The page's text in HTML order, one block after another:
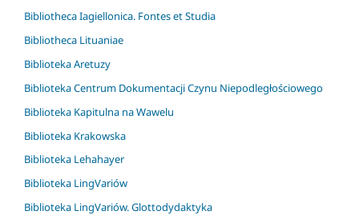
Bibliotheca Iagiellonica. Fontes et Studia
Bibliotheca Lituaniae
Biblioteka Aretuzy
Biblioteka Centrum Dokumentacji Czynu Niepodległościowego
Biblioteka Kapitulna na Wawelu
Biblioteka Krakowska
Biblioteka Lehahayer
Biblioteka LingVariów
Biblioteka LingVariów. Glottodydaktyka